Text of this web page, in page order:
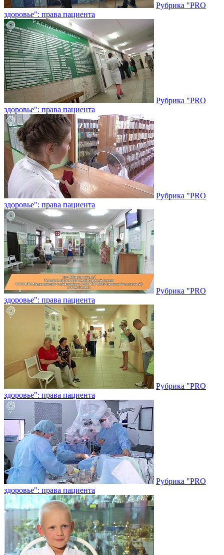
Рубрика "PRO
здоровье": права пациента
Рубрика "PRO
здоровье": права пациента
Рубрика "PRO
здоровье": права пациента
Рубрика "PRO
здоровье": права пациента
Рубрика "PRO
здоровье": права пациента
Рубрика "PRO
здоровье": права пациента